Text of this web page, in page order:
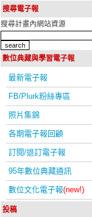
搜尋電子報
搜尋計畫內網站資源
數位典藏與學習電子報
最新電子報
FB/Plurk粉絲專區
照片集錦
各期電子報回顧
訂閱/退訂電子報
95年數位典藏通訊
數位文化電子報(new!)
投稿